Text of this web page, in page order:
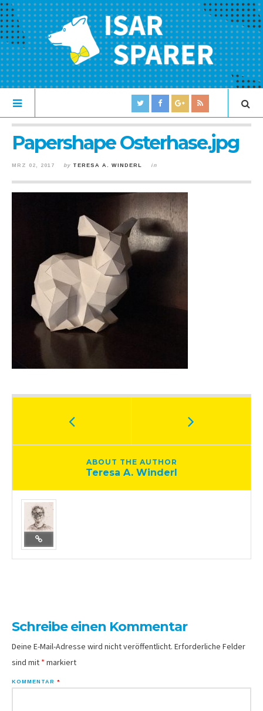
Papershape Osterhase.jpg
MRZ 02, 2017 by TERESA A. WINDERL in
ABOUT THE AUTHOR
Teresa A. Winderl
Schreibe einen Kommentar
Deine E-Mail-Adresse wird nicht veröffentlicht. Erforderliche Felder
sind mit * markiert
KOMMENTAR *